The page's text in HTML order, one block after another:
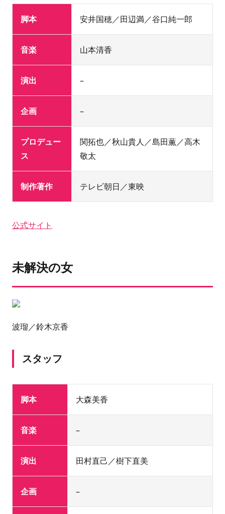
脚本 安井国穂／田辺満／谷口純一郎
音楽 山本清香
演出 –
企画 –
プロデュー
ス
関拓也／秋山貴人／島田薫／高木
敬太
制作著作 テレビ朝日／東映
公式サイト
未解決の女
波瑠／鈴木京香
スタッフ
脚本 大森美香
音楽 –
演出 田村直己／樹下直美
企画 –